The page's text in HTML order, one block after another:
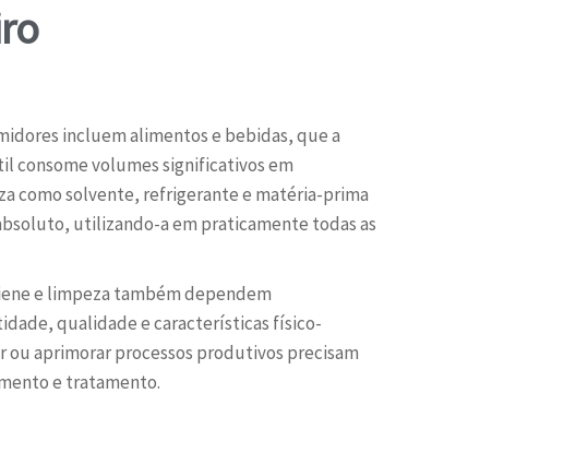
incluem alimentos e bebidas, que a
consome volumes significativos em
como solvente, refrigerante e matéria-prima
utilizando-a em praticamente todas as
e limpeza também dependem
qualidade e características físico-
aprimorar processos produtivos precisam
e tratamento.